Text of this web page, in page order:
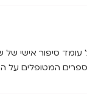
סיפור אישי של
המטופלים על